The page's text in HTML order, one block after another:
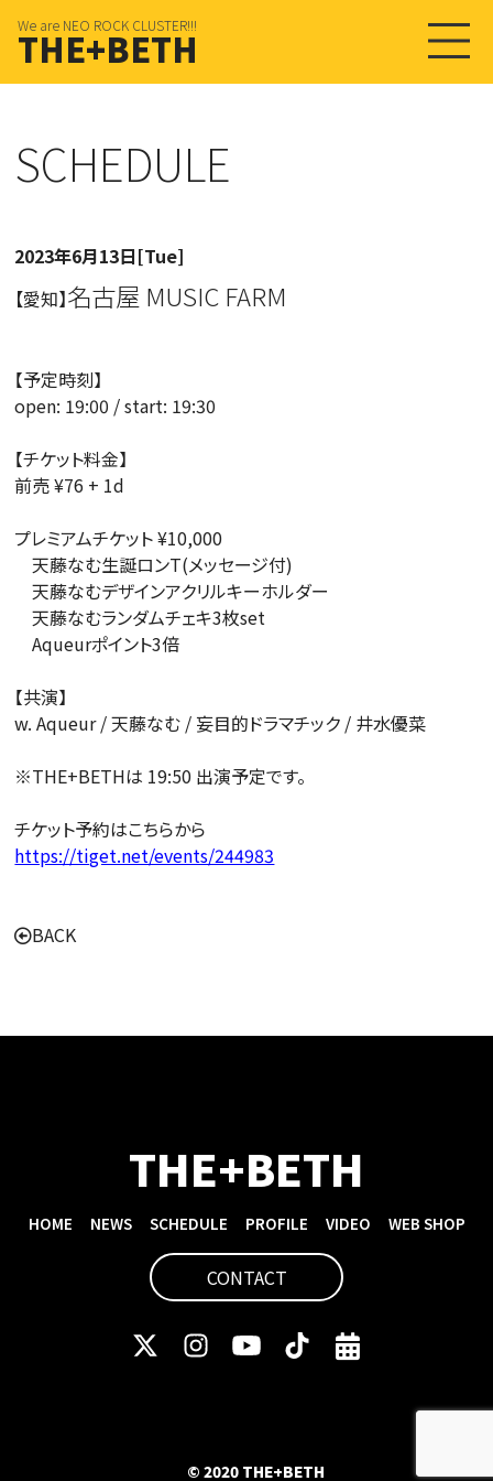
We are NEO ROCK CLUSTER!!!
THE+BETH
SCHEDULE
2023年6月13日[Tue]
【愛知】名古屋 MUSIC FARM
【予定時刻】
open: 19:00 / start: 19:30
【チケット料金】
前売 ¥76 + 1d
プレミアムチケット ¥10,000
天藤なむ生誕ロンT(メッセージ付)
天藤なむデザインアクリルキーホルダー
天藤なむランダムチェキ3枚set
Aqueurポイント3倍
【共演】
w. Aqueur / 天藤なむ / 妄目的ドラマチック / 井水優菜
※THE+BETHは 19:50 出演予定です。
チケット予約はこちらから
https://tiget.net/events/244983
BACK
THE+BETH
HOME NEWS SCHEDULE PROFILE VIDEO WEB SHOP
CONTACT
© 2020 THE+BETH